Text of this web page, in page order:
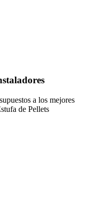
a los mejores
de Pellets